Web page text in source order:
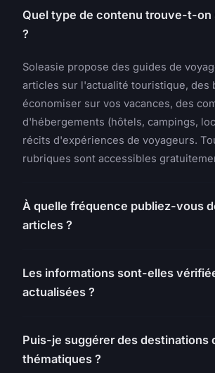
Quel type de contenu trouve-t-on
?
Soleasie propose des guides de
articles sur l'actualité touristique, des
économiser sur vos vacances, des
d'hébergements (hôtels, campings,
récits d'expériences de voyageurs.
rubriques sont accessibles
À quelle fréquence publiez-vous
articles ?
Les informations sont-elles
actualisées ?
Puis-je suggérer des destinations
thématiques ?